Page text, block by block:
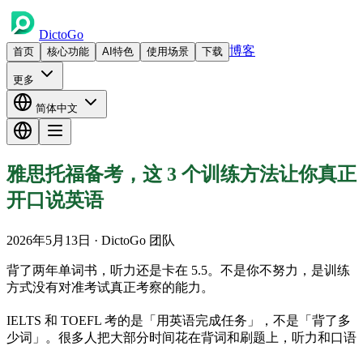
DictoGo
首页 核心功能 AI特色 使用场景 下载 博客
更多
简体中文
雅思托福备考，这 3 个训练方法让你真正
开口说英语
2026年5月13日 · DictoGo 团队
背了两年单词书，听力还是卡在 5.5。不是你不努力，是训练
方式没有对准考试真正考察的能力。
IELTS 和 TOEFL 考的是「用英语完成任务」，不是「背了多
少词」。很多人把大部分时间花在背词和刷题上，听力和口语